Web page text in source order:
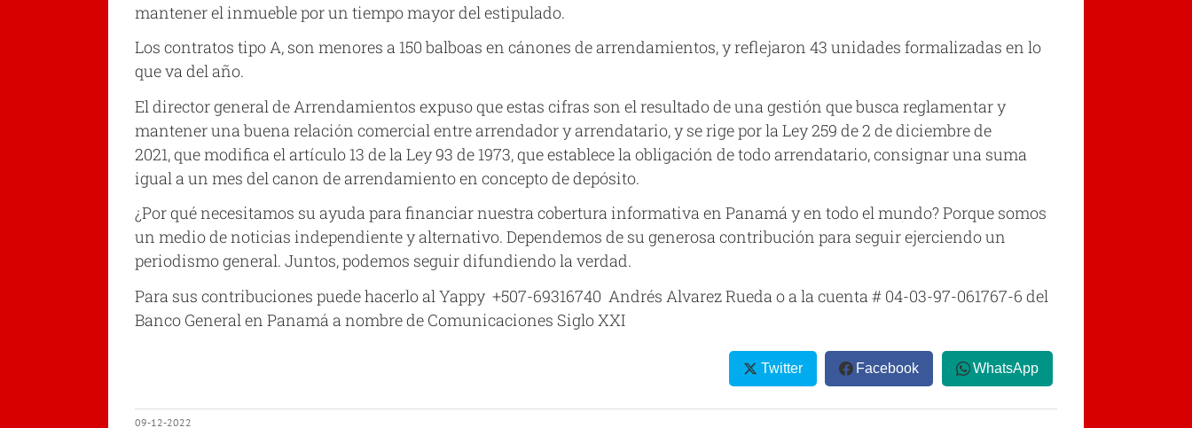
mantener el inmueble por un tiempo mayor del estipulado.
Los contratos tipo A, son menores a 150 balboas en cánones de arrendamientos, y reflejaron 43 unidades formalizadas en lo
que va del año.
El director general de Arrendamientos expuso que estas cifras son el resultado de una gestión que busca reglamentar y
mantener una buena relación comercial entre arrendador y arrendatario, y se rige por la Ley 259 de 2 de diciembre de
2021, que modifica el artículo 13 de la Ley 93 de 1973, que establece la obligación de todo arrendatario, consignar una suma
igual a un mes del canon de arrendamiento en concepto de depósito.
¿Por qué necesitamos su ayuda para financiar nuestra cobertura informativa en Panamá y en todo el mundo? Porque somos
un medio de noticias independiente y alternativo. Dependemos de su generosa contribución para seguir ejerciendo un
periodismo general. Juntos, podemos seguir difundiendo la verdad.
Para sus contribuciones puede hacerlo alYappy +507-69316740 Andrés Alvarez Ruedao a la cuenta # 04-03-97-061767-6 del
Banco General en Panamá a nombre de Comunicaciones Siglo XXI
Twitter Facebook WhatsApp
09-12-2022